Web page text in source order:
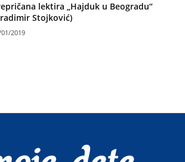
lektira „Hajduk u Beogradu“
Stojković)
2019